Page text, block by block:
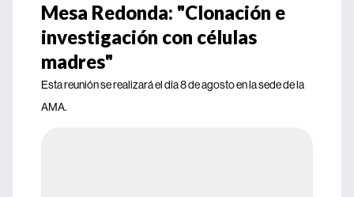
Mesa Redonda: "Clonación e
investigación con células
madres"
Esta reunión se realizará el día 8 de agosto en la sede de la
AMA.